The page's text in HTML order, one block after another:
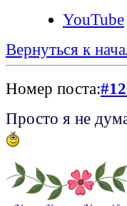
YouTube
Вернуться к
Номер поста:
Просто я не